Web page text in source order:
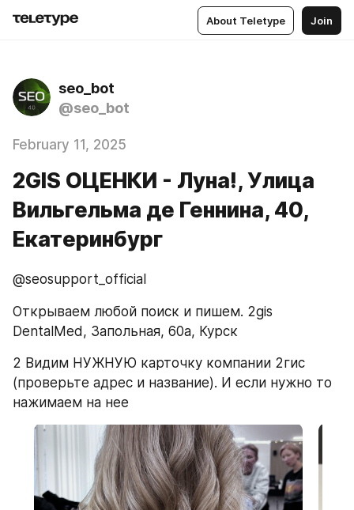
About Teletype Join
seo_bot
@seo_bot
February 11, 2025
2GIS ОЦЕНКИ - Луна!, ​Улица
Вильгельма де Геннина, 40,
Екатеринбург
@seosupport_official
Открываем любой поиск и пишем. 2gis
DentalMed, ​Запольная, 60а, Курск
2 Видим НУЖНУЮ карточку компании 2гис
(проверьте адрес и название). И если нужно то
нажимаем на нее